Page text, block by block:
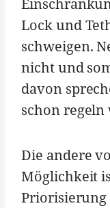
Lock und
schweigen.
nicht und
davon
schon regeln
Die andere
Möglichkeit
Priorisierung